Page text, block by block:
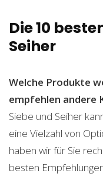
Die 10
Seiher
Welche Produkte
empfehlen andere
Siebe und Seiher
eine Vielzahl von
haben wir für Sie
besten